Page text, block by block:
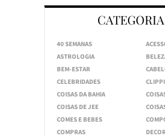
40 SEMANAS
ASTROLOGIA
BEM-ESTAR
CELEBRIDADES
COISAS DA BAHIA
COISAS DE JEE
COMES E BEBES
COMPRAS